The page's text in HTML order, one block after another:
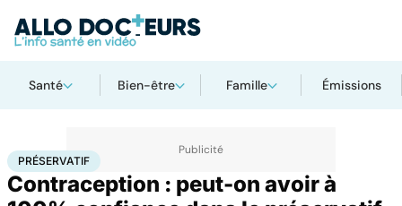
Santé Bien-être Famille Émissions
AccueilSantéPréservatif
PRÉSERVATIF
Contraception : peut-on avoir à